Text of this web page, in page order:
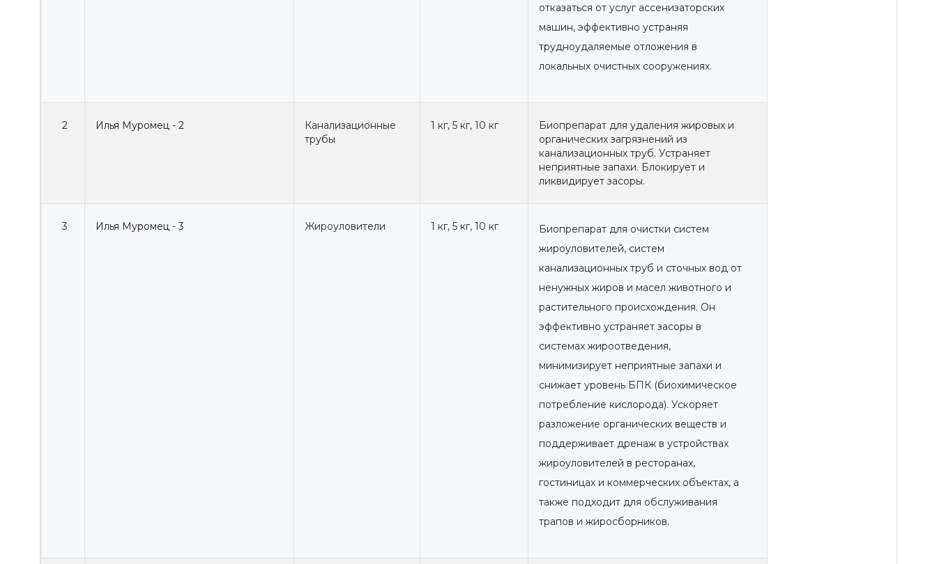
отказаться от услуг ассенизаторских
машин, эффективно устраняя
трудноудаляемые отложения в
локальных очистных сооружениях.
2 Илья Муромец - 2
Канализационные
трубы
1 кг, 5 кг, 10 кг
Биопрепарат для удаления жировых и
органических загрязнений из
канализационных труб. Устраняет
неприятные запахи. Блокирует и
ликвидирует засоры.
3 Илья Муромец - 3 Жироуловители 1 кг, 5 кг, 10 кг
Биопрепарат для очистки систем
жироуловителей, систем
канализационных труб и сточных вод от
ненужных жиров и масел животного и
растительного происхождения. Он
эффективно устраняет засоры в
системах жироотведения,
минимизирует неприятные запахи и
снижает уровень БПК (биохимическое
потребление кислорода). Ускоряет
разложение органических веществ и
поддерживает дренаж в устройствах
жироуловителей в ресторанах,
гостиницах и коммерческих объектах, а
также подходит для обслуживания
трапов и жиросборников.